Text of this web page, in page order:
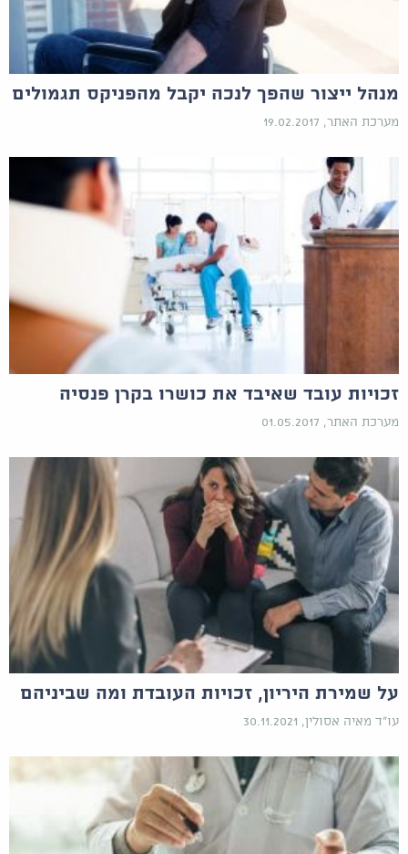
מנהל ייצור שהפך לנכה יקבל מהפניקס תגמולים
מערכת האתר, 19.02.2017
זכויות עובד שאיבד את כושרו בקרן פנסיה
מערכת האתר, 01.05.2017
על שמירת היריון, זכויות העובדת ומה שביניהם
עו"ד מאיה אסולין, 30.11.2021